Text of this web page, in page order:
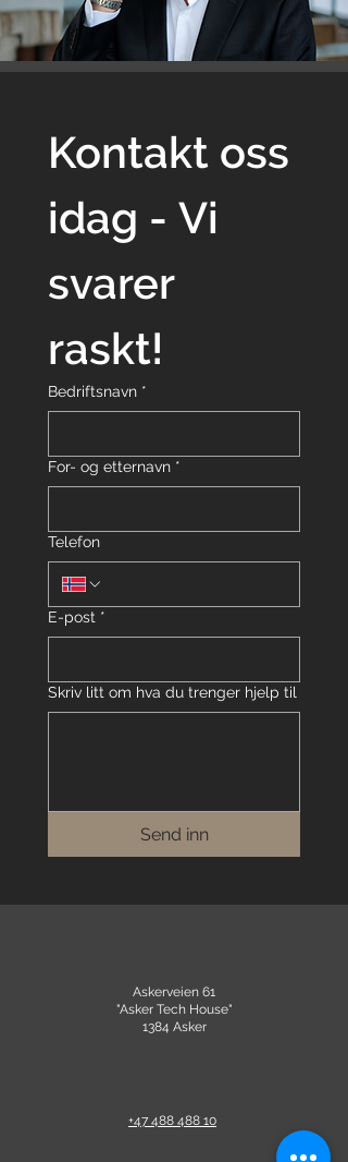
Kontakt oss
idag - Vi
svarer
raskt!
Bedriftsnavn *
For- og etternavn *
Telefon
E-post *
Skriv litt om hva du trenger hjelp til
Send inn
Askerveien 61
"Asker Tech House"
1384 Asker
+47 488 488 10